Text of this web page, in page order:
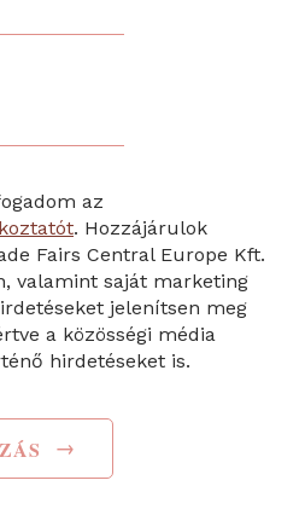
az
. Hozzájárulok
Fairs Central Europe Kft.
valamint saját marketing
jelenítsen meg
a közösségi média
hirdetéseket is.
→